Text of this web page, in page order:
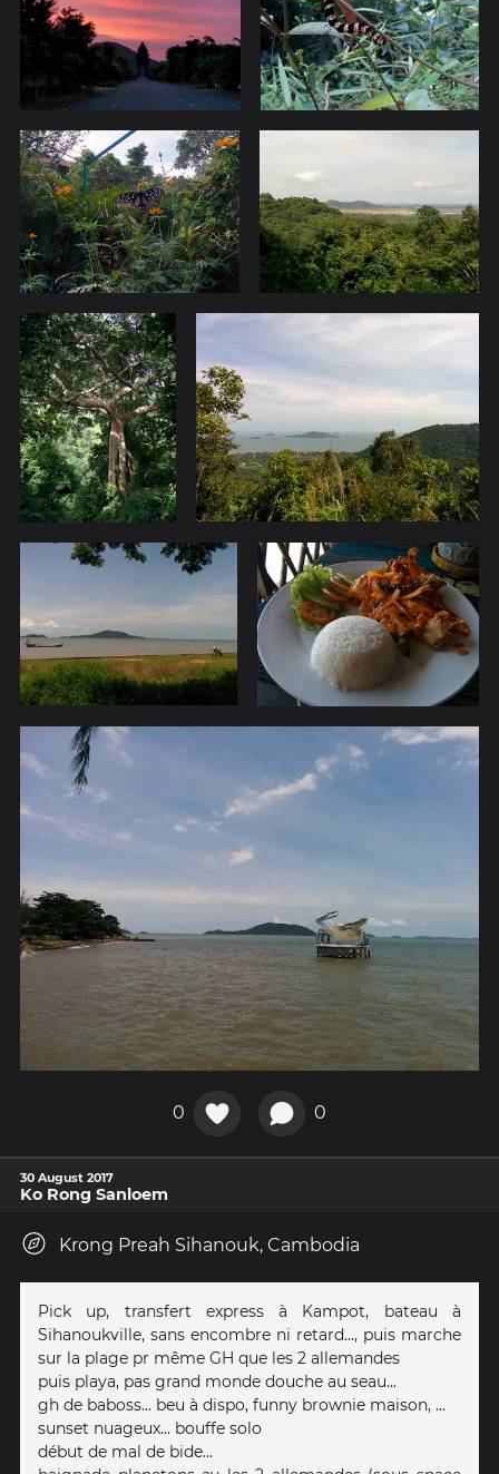
0 0
30 August 2017
Ko Rong Sanloem
Krong Preah Sihanouk, Cambodia
Pick up, transfert express à Kampot, bateau à
Sihanoukville, sans encombre ni retard..., puis marche
sur la plage pr même GH que les 2 allemandes
puis playa, pas grand monde douche au seau...
gh de baboss... beu à dispo, funny brownie maison, ...
sunset nuageux... bouffe solo
début de mal de bide...